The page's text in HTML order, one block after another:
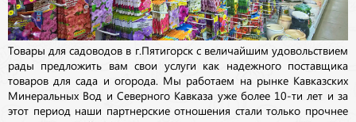
Товары для садоводов в г.Пятигорск с величайшим удовольствием
рады предложить вам свои услуги как надежного поставщика
товаров для сада и огорода. Мы работаем на рынке Кавказских
Минеральных Вод и Северного Кавказа уже более 10-ти лет и за
этот период наши партнерские отношения стали только прочнее